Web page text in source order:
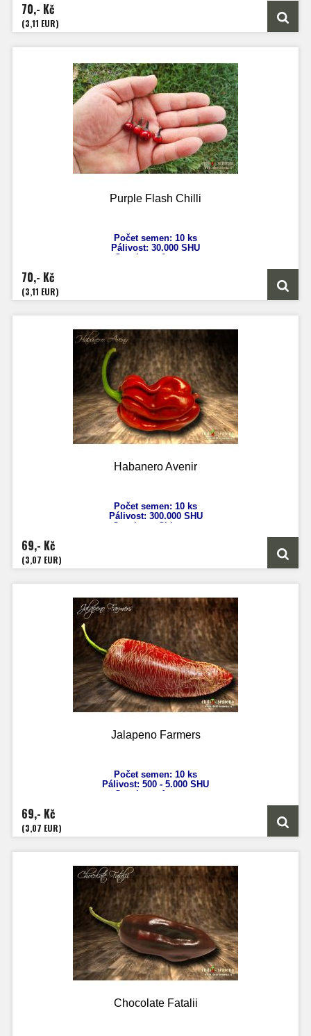
Velikost plodů: 2 cm
Zrání: 100 dnů
Původ: Peru
70,- Kč
(3,11 EUR)
Purple Flash Chilli
Počet semen: 10 ks
Pálivost: 30.000 SHU
Capsicum Annuum
70,- Kč
(3,11 EUR)
Habanero Avenir
Počet semen: 10 ks
Pálivost: 300.000 SHU
Capsicum Chinense
69,- Kč
(3,07 EUR)
Jalapeno Farmers
Počet semen: 10 ks
Pálivost: 500 - 5.000 SHU
Capsicum
Annuum
69,- Kč
(3,07 EUR)
Chocolate Fatalii